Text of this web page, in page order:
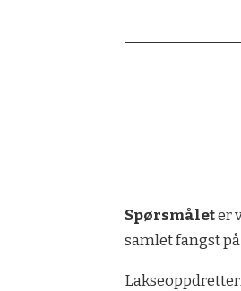
Spørsmåleter
samlet fangst